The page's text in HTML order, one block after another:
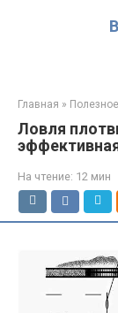
Главная » Полезное
Ловля
На чтение: 12 мин